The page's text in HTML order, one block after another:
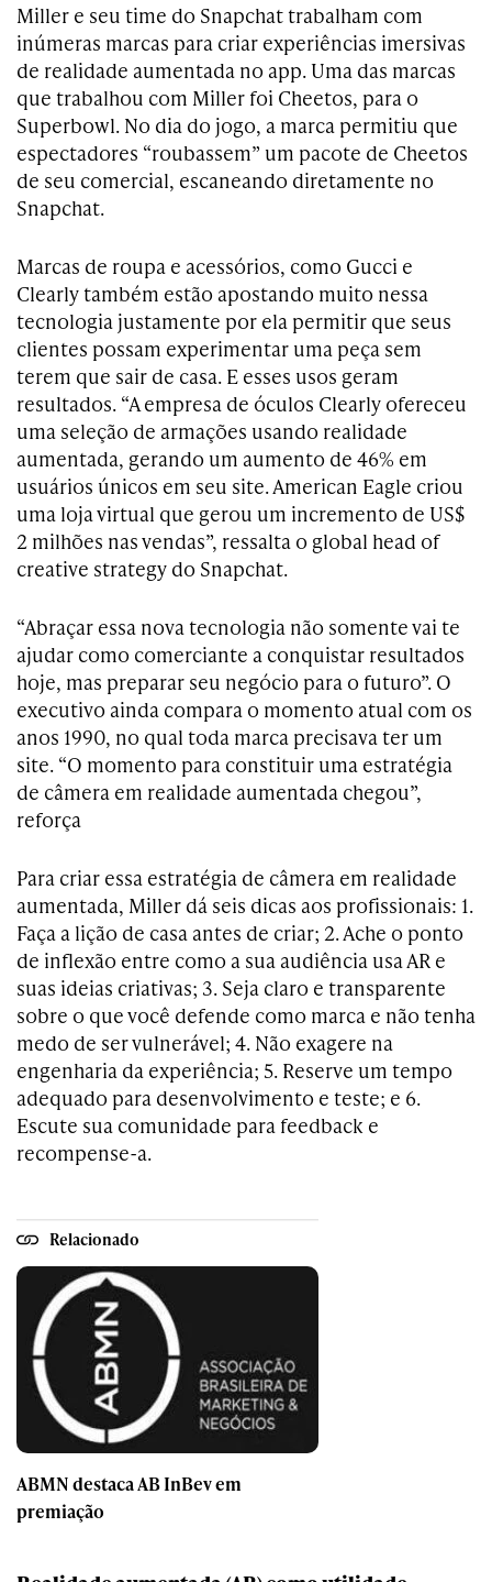
Miller e seu time do Snapchat trabalham com
inúmeras marcas para criar experiências imersivas
de realidade aumentada no app. Uma das marcas
que trabalhou com Miller foi Cheetos, para o
Superbowl. No dia do jogo, a marca permitiu que
espectadores “roubassem” um pacote de Cheetos
de seu comercial, escaneando diretamente no
Snapchat.
Marcas de roupa e acessórios, como Gucci e
Clearly também estão apostando muito nessa
tecnologia justamente por ela permitir que seus
clientes possam experimentar uma peça sem
terem que sair de casa. E esses usos geram
resultados. “A empresa de óculos Clearly ofereceu
uma seleção de armações usando realidade
aumentada, gerando um aumento de 46% em
usuários únicos em seu site. American Eagle criou
uma loja virtual que gerou um incremento de US$
2 milhões nas vendas”, ressalta o global head of
creative strategy do Snapchat.
“Abraçar essa nova tecnologia não somente vai te
ajudar como comerciante a conquistar resultados
hoje, mas preparar seu negócio para o futuro”. O
executivo ainda compara o momento atual com os
anos 1990, no qual toda marca precisava ter um
site. “O momento para constituir uma estratégia
de câmera em realidade aumentada chegou”,
reforça
Para criar essa estratégia de câmera em realidade
aumentada, Miller dá seis dicas aos profissionais: 1.
Faça a lição de casa antes de criar; 2. Ache o ponto
de inflexão entre como a sua audiência usa AR e
suas ideias criativas; 3. Seja claro e transparente
sobre o que você defende como marca e não tenha
medo de ser vulnerável; 4. Não exagere na
engenharia da experiência; 5. Reserve um tempo
adequado para desenvolvimento e teste; e 6.
Escute sua comunidade para feedback e
recompense-a.
Relacionado
ABMN destaca AB InBev em
premiação